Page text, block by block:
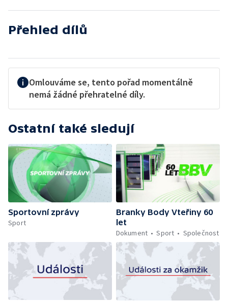
Přehled dílů
Omlouváme se, tento pořad momentálně
nemá žádné přehratelné díly.
Ostatní také sledují
Sportovní zprávy
Sport
Branky Body Vteřiny 60
let
Dokument
Sport Společnost